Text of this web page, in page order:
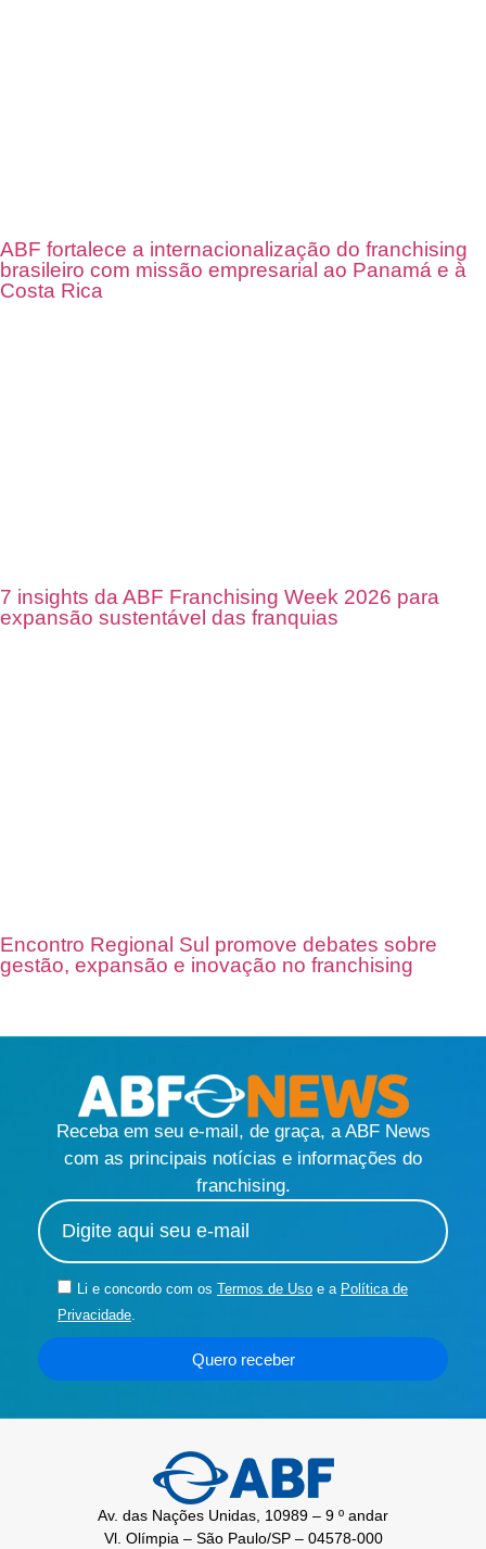
ABF fortalece a internacionalização do franchising
brasileiro com missão empresarial ao Panamá e à
Costa Rica
7 insights da ABF Franchising Week 2026 para
expansão sustentável das franquias
Encontro Regional Sul promove debates sobre
gestão, expansão e inovação no franchising
Receba em seu e-mail, de graça, a ABF News
com as principais notícias e informações do
franchising.
Li e concordo com os Termos de Uso e a Política de
Privacidade.
Quero receber
Av. das Nações Unidas, 10989 – 9 º andar
Vl. Olímpia – São Paulo/SP – 04578-000